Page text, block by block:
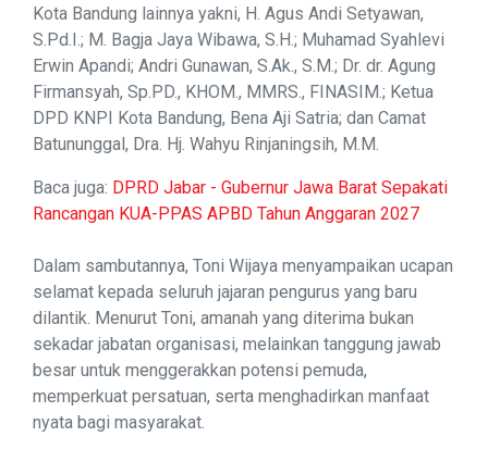
Kota Bandung lainnya yakni, H. Agus Andi Setyawan,
S.Pd.I.; M. Bagja Jaya Wibawa, S.H.; Muhamad Syahlevi
Erwin Apandi; Andri Gunawan, S.Ak., S.M.; Dr. dr. Agung
Firmansyah, Sp.PD., KHOM., MMRS., FINASIM.; Ketua
DPD KNPI Kota Bandung, Bena Aji Satria; dan Camat
Batununggal, Dra. Hj. Wahyu Rinjaningsih, M.M.
Baca juga: DPRD Jabar - Gubernur Jawa Barat Sepakati
Rancangan KUA-PPAS APBD Tahun Anggaran 2027
Dalam sambutannya, Toni Wijaya menyampaikan ucapan
selamat kepada seluruh jajaran pengurus yang baru
dilantik. Menurut Toni, amanah yang diterima bukan
sekadar jabatan organisasi, melainkan tanggung jawab
besar untuk menggerakkan potensi pemuda,
memperkuat persatuan, serta menghadirkan manfaat
nyata bagi masyarakat.